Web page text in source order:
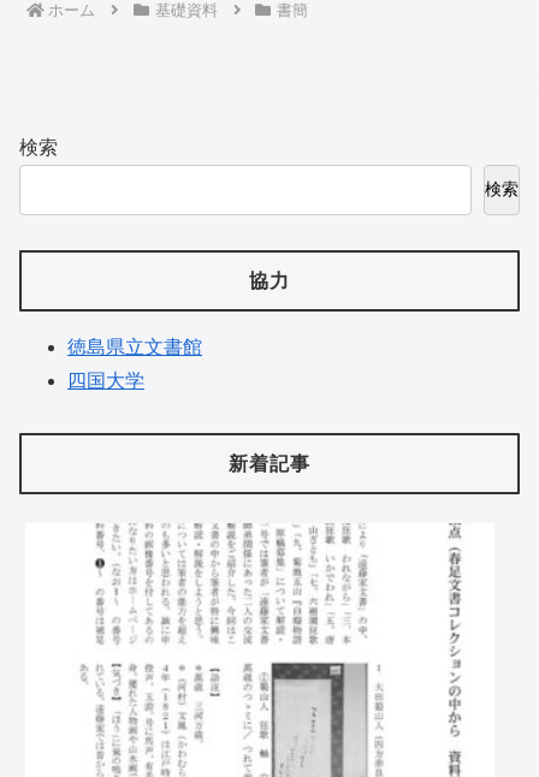
ホーム 基礎資料 書簡
検索
検索
協力
徳島県立文書館
四国大学
新着記事